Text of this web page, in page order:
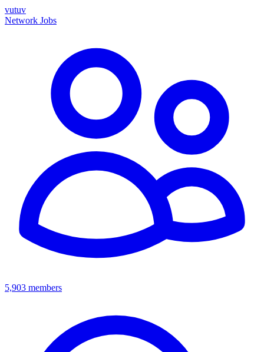
vutuv
Network Jobs
5,903 members